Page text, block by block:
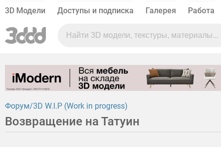
3D Модели Доступы и подписка Галерея Работа
Форум 3D W.I.P (Work in progress)
Возвращение на Татуин